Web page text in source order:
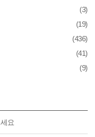
(3)
(19)
(436)
(41)
(9)
요